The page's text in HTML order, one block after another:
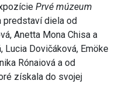
Prvé múzeum
predstaví diela od
Anetta Mona Chisa a
Lucia Dovičáková, Emöke
Rónaiová a od
získala do svojej